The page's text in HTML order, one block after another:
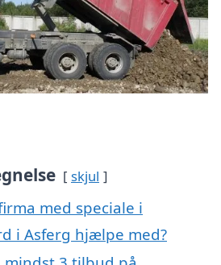
skjul
med speciale i
i Asferg hjælpe med?